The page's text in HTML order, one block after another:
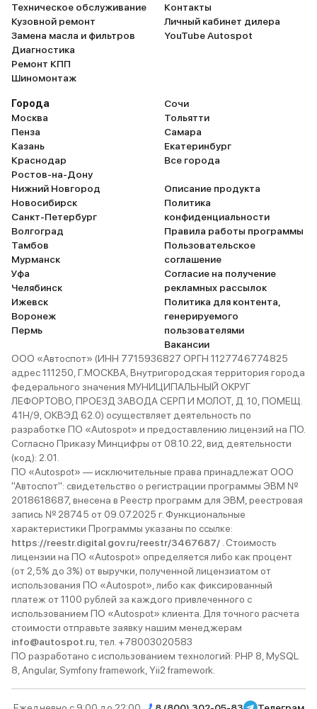
Техническое обслуживание
Кузовной ремонт
Замена масла и фильтров
Диагностика
Ремонт КПП
Шиномонтаж
Контакты
Личный кабинет дилера
YouTube Autospot
Города
Москва
Пенза
Казань
Краснодар
Ростов-на-Дону
Нижний Новгород
Новосибирск
Санкт-Петербург
Волгоград
Тамбов
Мурманск
Уфа
Челябинск
Ижевск
Воронеж
Пермь
Сочи
Тольятти
Самара
Екатеринбург
Все города
Описание продукта
Политика
конфиденциальности
Правила работы программы
Пользовательское
соглашение
Согласие на получение
рекламных рассылок
Политика для контента,
генерируемого
пользователями
Вакансии
ООО «Автоспот» (ИНН 7715936827 ОРГН 1127746774825
адрес 111250, Г.МОСКВА, Внутригородская территория города
федерального значения МУНИЦИПАЛЬНЫЙ ОКРУГ
ЛЕФОРТОВО, ПРОЕЗД ЗАВОДА СЕРП И МОЛОТ, Д. 10, ПОМЕЩ.
41Н/9, ОКВЭД 62.0) осуществляет деятельность по
разработке ПО «Autospot» и предоставлению лицензий на ПО.
Согласно Приказу Минцифры от 08.10.22, вид деятельности
(код): 2.01.
ПО «Autospot» — исключительные права принадлежат ООО
"Автоспот": свидетельство о регистрации программы ЭВМ №
2018618687, внесена в Реестр программ для ЭВМ, реестровая
запись № 28745 от 09.07.2025 г. Функциональные
характеристики Программы указаны по ссылке:
https://reestr.digital.gov.ru/reestr/3467687/ . Стоимость
лицензии на ПО «Autospot» определяется либо как процент
(от 2,5% до 3%) от выручки, полученной лицензиатом от
использования ПО «Autospot», либо как фиксированный
платеж от 1100 рублей за каждого привлеченного с
использованием ПО «Autospot» клиента. Для точного расчета
стоимости отправьте заявку нашим менеджерам
info@autospot.ru, тел. +78003020583
ПО разработано с использованием технологий: PHP 8, MySQL
8, Angular, Symfony framework, Yii2 framework.